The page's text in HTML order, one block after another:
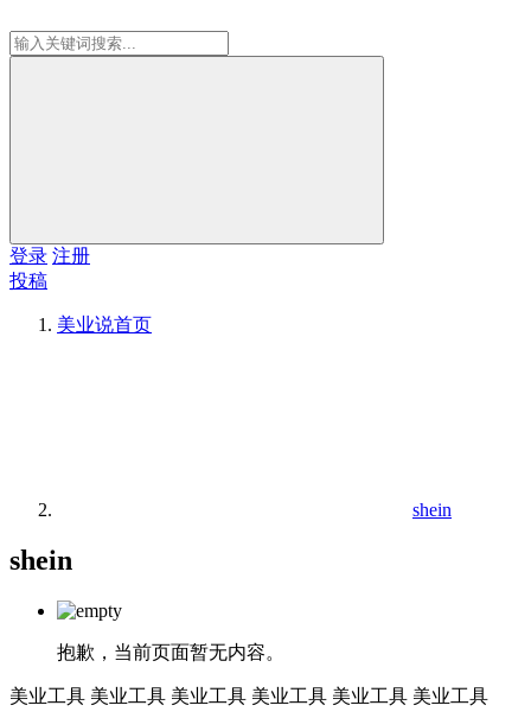
登录 注册
投稿
美业说首页
shein
shein
抱歉，当前页面暂无内容。
美业工具 美业工具 美业工具 美业工具 美业工具 美业工具